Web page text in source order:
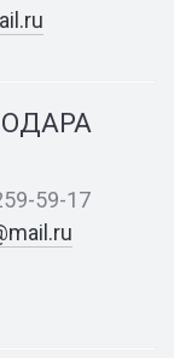
59-17